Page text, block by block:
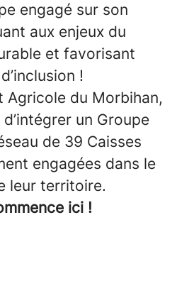
engagé sur son
aux enjeux du
et favorisant
!
Agricole du Morbihan,
d’intégrer un Groupe
de 39 Caisses
engagées dans le
leur territoire.
ici !